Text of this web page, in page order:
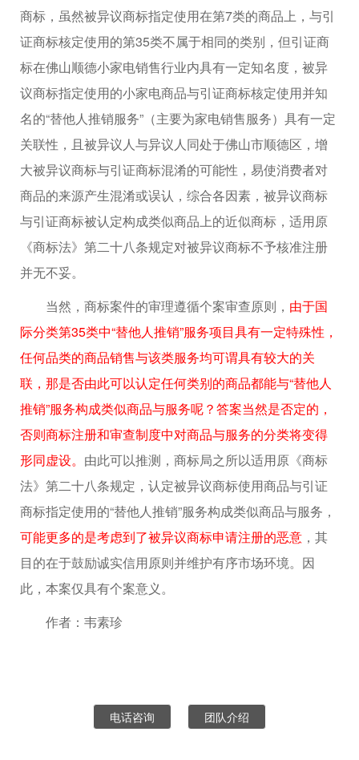
商标，虽然被异议商标指定使用在第7类的商品上，与引
证商标核定使用的第35类不属于相同的类别，但引证商
标在佛山顺德小家电销售行业内具有一定知名度，被异
议商标指定使用的小家电商品与引证商标核定使用并知
名的“替他人推销服务”（主要为家电销售服务）具有一定
关联性，且被异议人与异议人同处于佛山市顺德区，增
大被异议商标与引证商标混淆的可能性，易使消费者对
商品的来源产生混淆或误认，综合各因素，被异议商标
与引证商标被认定构成类似商品上的近似商标，适用原
《商标法》第二十八条规定对被异议商标不予核准注册
并无不妥。
当然，商标案件的审理遵循个案审查原则， 由于国
际分类第35类中“替他人推销”服务项目具有一定特殊性，
任何品类的商品销售与该类服务均可谓具有较大的关
联，那是否由此可以认定任何类别的商品都能与“替他人
推销”服务构成类似商品与服务呢？答案当然是否定的，
否则商标注册和审查制度中对商品与服务的分类将变得
形同虚设。 由此可以推测，商标局之所以适用原《商标
法》第二十八条规定，认定被异议商标使用商品与引证
商标指定使用的“替他人推销”服务构成类似商品与服务，
可能更多的是考虑到了被异议商标申请注册的恶意 ，其
目的在于鼓励诚实信用原则并维护有序市场环境。因
此，本案仅具有个案意义。
作者：韦素珍
电话咨询 团队介绍